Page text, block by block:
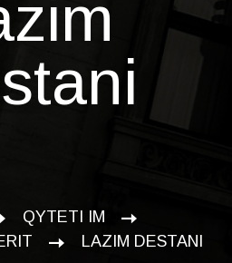
QYTETI IM
LAZIM DESTANI